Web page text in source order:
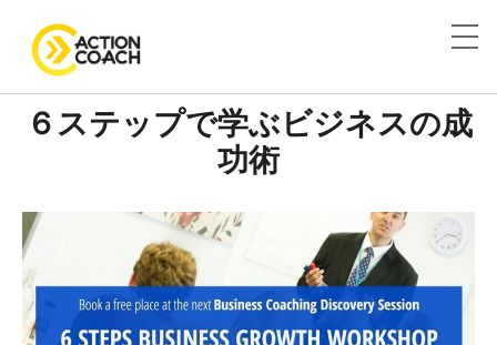
６ステップで学ぶビジネスの成
功術